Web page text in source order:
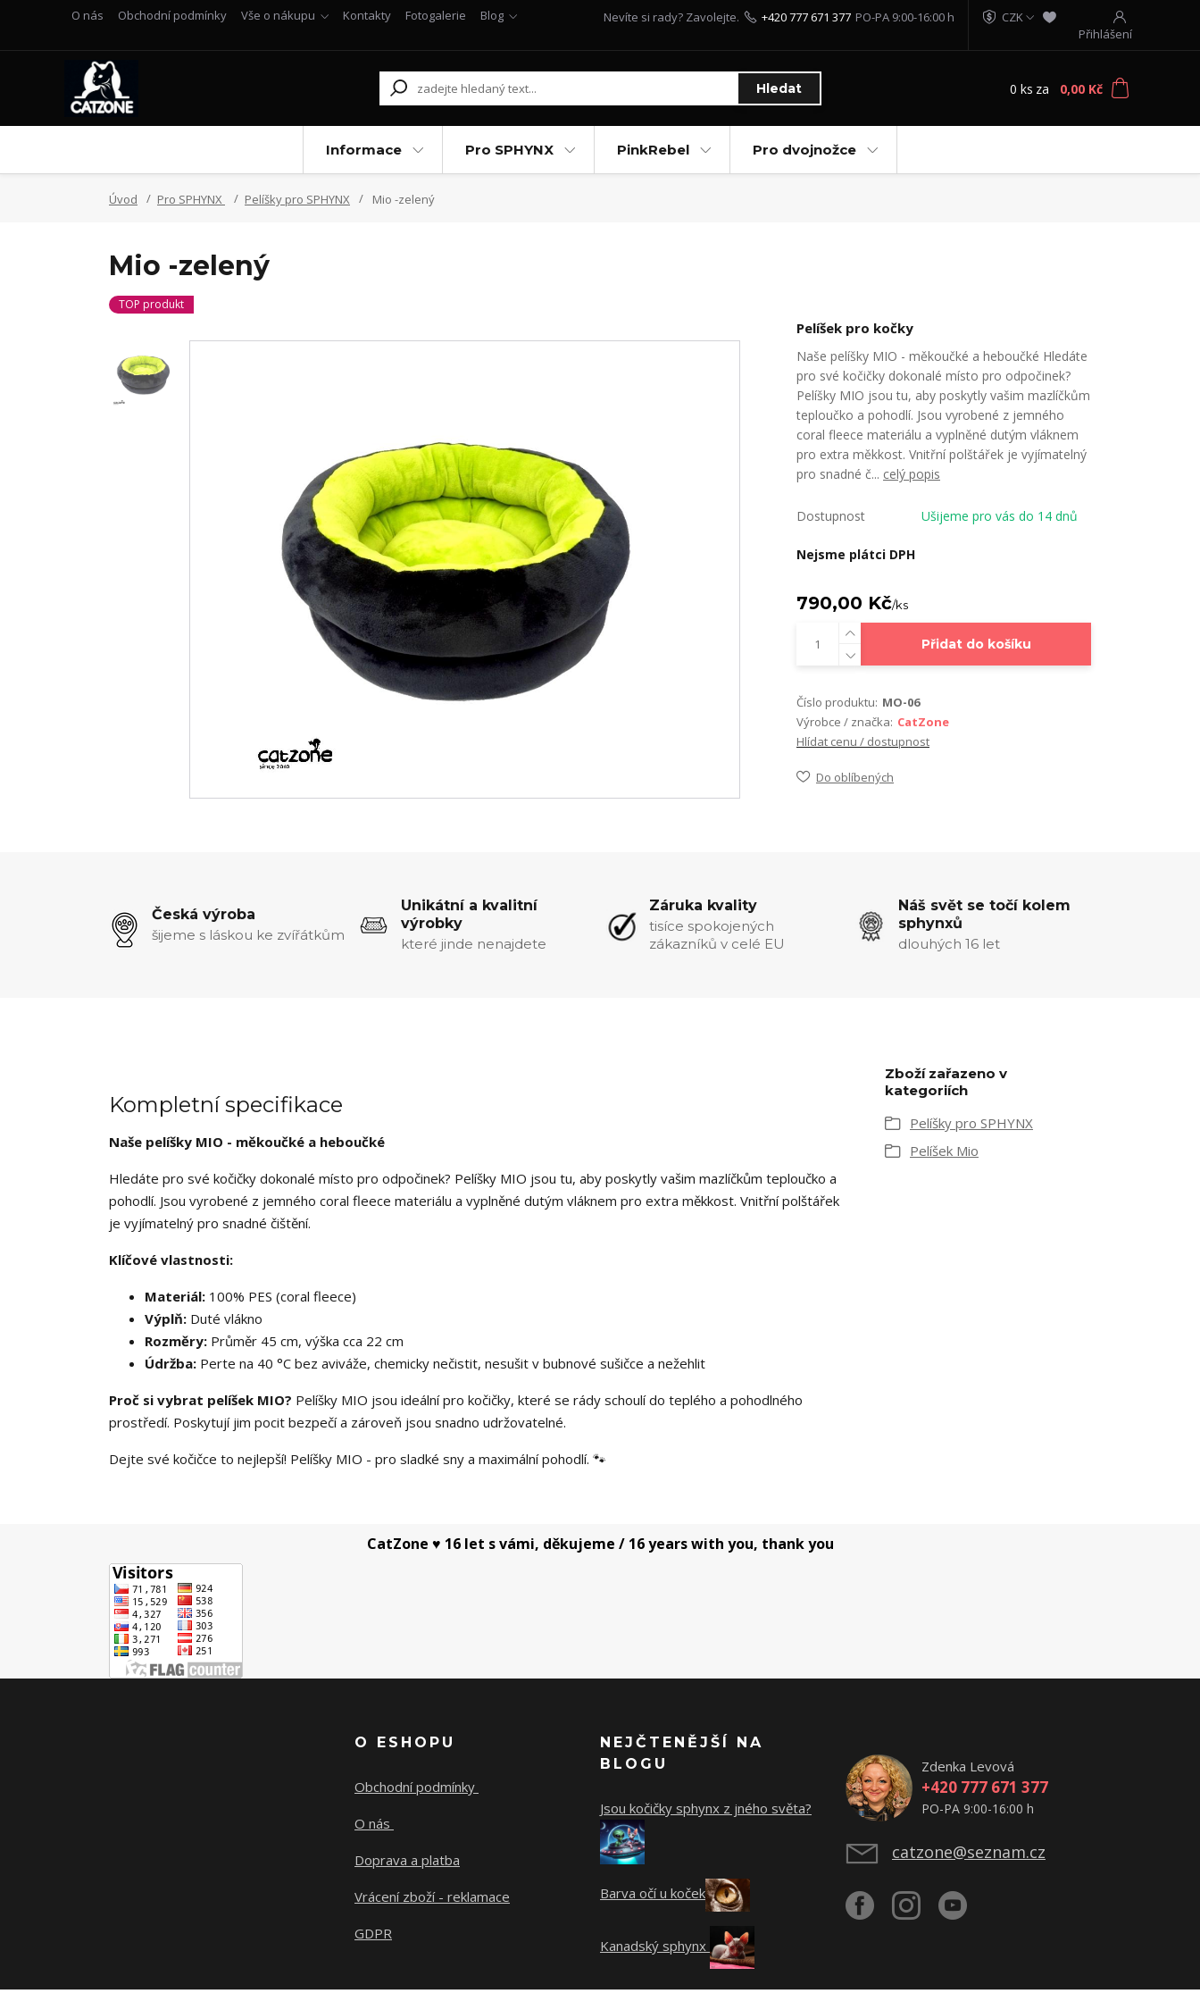
O nás Obchodní podmínky Vše o nákupu Kontakty Fotogalerie Blog
CZK
Přihlášení
Hledat
Nevíte si rady? Zavolejte. +420 777 671 377 PO-PA 9:00-16:00 h
0 ks za 0,00 Kč
Informace Pro SPHYNX PinkRebel Pro dvojnožce
Úvod Pro SPHYNX Pelíšky pro SPHYNX Mio -zelený
Mio -zelený
TOP produkt
Pelíšek pro kočky
Naše pelíšky MIO - měkoučké a heboučké Hledáte
pro své kočičky dokonalé místo pro odpočinek?
Pelíšky MIO jsou tu, aby poskytly vašim mazlíčkům
teploučko a pohodlí. Jsou vyrobené z jemného
coral fleece materiálu a vyplněné dutým vláknem
pro extra měkkost. Vnitřní polštářek je vyjímatelný
pro snadné č... celý popis
Dostupnost Ušijeme pro vás do 14 dnů
Nejsme plátci DPH
790,00 Kč/ks
Přidat do košíku
Číslo produktu: MO-06
Výrobce / značka: CatZone
Hlídat cenu / dostupnost
Do oblíbených
Česká výroba
šijeme s láskou ke zvířátkům
Unikátní a kvalitní
výrobky
které jinde nenajdete
Záruka kvality
tisíce spokojených
zákazníků v celé EU
Náš svět se točí kolem
sphynxů
dlouhých 16 let
Kompletní specifikace
Naše pelíšky MIO - měkoučké a heboučké
Hledáte pro své kočičky dokonalé místo pro odpočinek? Pelíšky MIO jsou tu, aby poskytly vašim mazlíčkům teploučko a
pohodlí. Jsou vyrobené z jemného coral fleece materiálu a vyplněné dutým vláknem pro extra měkkost. Vnitřní polštářek
je vyjímatelný pro snadné čištění.
Klíčové vlastnosti:
Materiál: 100% PES (coral fleece)
Výplň: Duté vlákno
Rozměry: Průměr 45 cm, výška cca 22 cm
Údržba: Perte na 40 °C bez aviváže, chemicky nečistit, nesušit v bubnové sušičce a nežehlit
Proč si vybrat pelíšek MIO? Pelíšky MIO jsou ideální pro kočičky, které se rády schoulí do teplého a pohodlného
prostředí. Poskytují jim pocit bezpečí a zároveň jsou snadno udržovatelné.
Dejte své kočičce to nejlepší! Pelíšky MIO - pro sladké sny a maximální pohodlí. 🐾
Zboží zařazeno v
kategoriích
Pelíšky pro SPHYNX
Pelíšek Mio
CatZone ♥ 16 let s vámi, děkujeme / 16 years with you, thank you
O ESHOPU
Obchodní podmínky
O nás
Doprava a platba
Vrácení zboží - reklamace
GDPR
NEJČTENĚJŠÍ NA
BLOGU
Jsou kočičky sphynx z jného světa?
Barva očí u koček
Kanadský sphynx
Zdenka Levová
+420 777 671 377
PO-PA 9:00-16:00 h
catzone@seznam.cz